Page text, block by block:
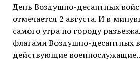
День Воздушно-десантных
отмечается 2 августа. И в
самого утра по городу
флагами Воздушно-десантных
действующие